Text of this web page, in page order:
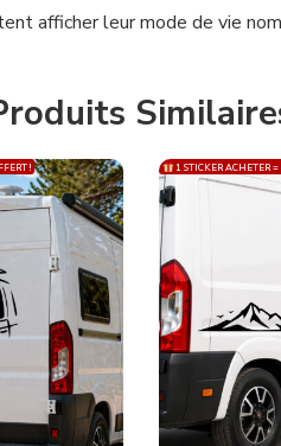
afficher leur mode de vie
! 1 STICKER ACHETER